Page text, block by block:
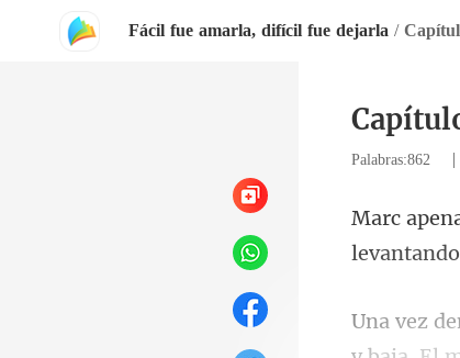
Fácil fue amarla, difícil fue dejarla /
Palabras:862